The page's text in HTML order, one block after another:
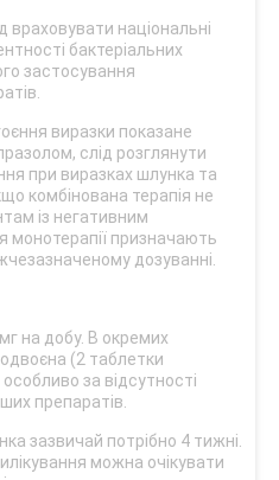
враховувати національні
бактеріальних
застосування
виразки показане
слід розглянути
при виразках шлунка та
комбінована терапія не
із негативним
монотерапії призначають
дозуванні.
на добу. В окремих
(2 таблетки
за відсутності
препаратів.
зазвичай потрібно 4 тижні.
можна очікувати